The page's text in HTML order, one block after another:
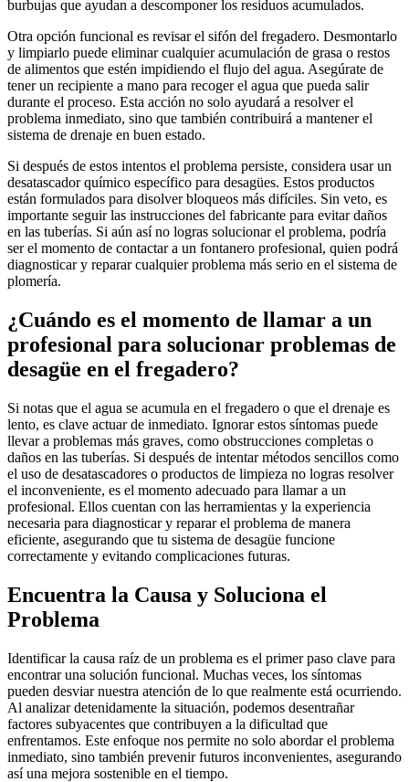
burbujas que ayudan a descomponer los residuos acumulados.
Otra opción funcional es revisar el sifón del fregadero. Desmontarlo
y limpiarlo puede eliminar cualquier acumulación de grasa o restos
de alimentos que estén impidiendo el flujo del agua. Asegúrate de
tener un recipiente a mano para recoger el agua que pueda salir
durante el proceso. Esta acción no solo ayudará a resolver el
problema inmediato, sino que también contribuirá a mantener el
sistema de drenaje en buen estado.
Si después de estos intentos el problema persiste, considera usar un
desatascador químico específico para desagües. Estos productos
están formulados para disolver bloqueos más difíciles. Sin veto, es
importante seguir las instrucciones del fabricante para evitar daños
en las tuberías. Si aún así no logras solucionar el problema, podría
ser el momento de contactar a un fontanero profesional, quien podrá
diagnosticar y reparar cualquier problema más serio en el sistema de
plomería.
¿Cuándo es el momento de llamar a un
profesional para solucionar problemas de
desagüe en el fregadero?
Si notas que el agua se acumula en el fregadero o que el drenaje es
lento, es clave actuar de inmediato. Ignorar estos síntomas puede
llevar a problemas más graves, como obstrucciones completas o
daños en las tuberías. Si después de intentar métodos sencillos como
el uso de desatascadores o productos de limpieza no logras resolver
el inconveniente, es el momento adecuado para llamar a un
profesional. Ellos cuentan con las herramientas y la experiencia
necesaria para diagnosticar y reparar el problema de manera
eficiente, asegurando que tu sistema de desagüe funcione
correctamente y evitando complicaciones futuras.
Encuentra la Causa y Soluciona el
Problema
Identificar la causa raíz de un problema es el primer paso clave para
encontrar una solución funcional. Muchas veces, los síntomas
pueden desviar nuestra atención de lo que realmente está ocurriendo.
Al analizar detenidamente la situación, podemos desentrañar
factores subyacentes que contribuyen a la dificultad que
enfrentamos. Este enfoque nos permite no solo abordar el problema
inmediato, sino también prevenir futuros inconvenientes, asegurando
así una mejora sostenible en el tiempo.